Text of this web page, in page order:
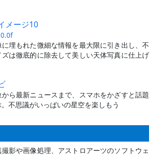
メージ10
に埋もれた微細な情報を最大限に引き出し、不
は徹底的に除去して美しい天体写真に仕上げ
から最新ニュースまで、スマホをかざすと話題
不思議がいっぱいの星空を楽しもう
影や画像処理、アストロアーツのソフトウェ